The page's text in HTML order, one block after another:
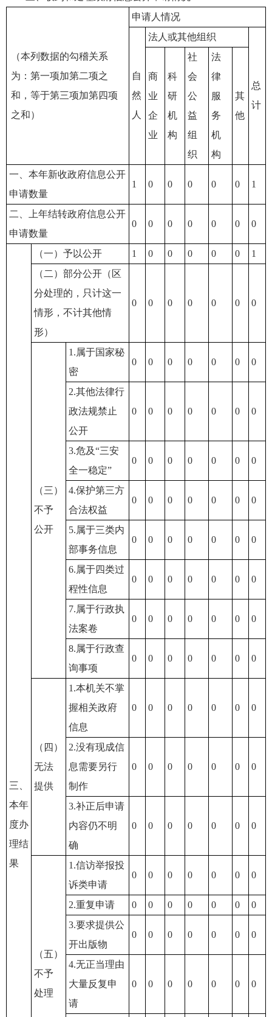
（本列数据的勾稽关系
为：第一项加第二项之
和，等于第三项加第四项
之和）
申请人情况
自
然
人
法人或其他组织
总
计
商
业
企
业
科
研
机
构
社
会
公
益
组
织
法
律
服
务
机
构
其
他
一、本年新收政府信息公开
申请数量
1 0 0 0 0 0 1
二、上年结转政府信息公开
申请数量
0 0 0 0 0 0 0
三、
本年
度办
理结
果
（一）予以公开 1 0 0 0 0 0
1
（二）部分公开（区
分处理的，只计这一
情形，不计其他情
形）
0 0 0 0 0 0 0
（三）
不予
公开
1.属于国家秘
密
0 0 0 0 0 0 0
2.其他法律行
政法规禁止
公开
0 0 0 0 0 0 0
3.危及“三安
全一稳定”
0 0 0 0 0 0 0
4.保护第三方
合法权益
0 0 0 0 0 0 0
5.属于三类内
部事务信息
0 0 0 0 0 0 0
6.属于四类过
程性信息
0 0 0 0 0 0 0
7.属于行政执
法案卷
0 0 0 0 0 0 0
8.属于行政查
询事项
0 0 0 0 0 0 0
（四）
无法
提供
1.本机关不掌
握相关政府
信息
0 0 0 0 0 0 0
2.没有现成信
息需要另行
制作
0 0 0 0 0 0 0
3.补正后申请
内容仍不明
确
0 0 0 0 0 0 0
（五）
不予
处理
1.信访举报投
诉类申请
0 0 0 0 0 0 0
2.重复申请 0 0 0 0 0 0
0
3.要求提供公
开出版物
0 0 0 0 0 0 0
4.无正当理由
大量反复申
请
0 0 0 0 0 0 0